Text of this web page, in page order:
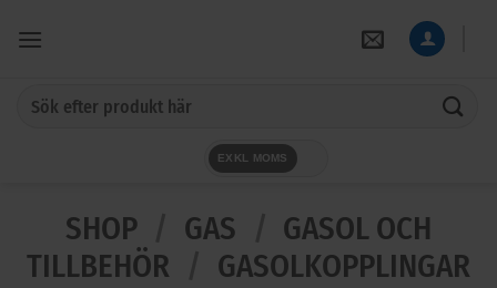
EXKL MOMS
SHOP GAS
GASOL OCH
TILLBEHÖR
GASOLKOPPLINGAR